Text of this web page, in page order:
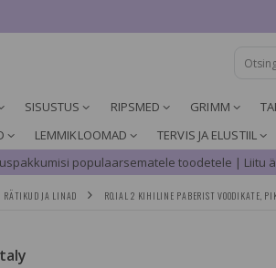
SISUSTUS RIPSMED GRIMM
LEMMIKLOOMAD TERVIS JA ELUSTIIL
populaarsematele toodetele |
RÄTIKUD JA LINAD RO.IAL 2 KIHILINE PABERIST VOODIKATE,